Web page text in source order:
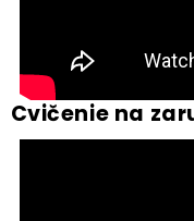
Cvičenie na